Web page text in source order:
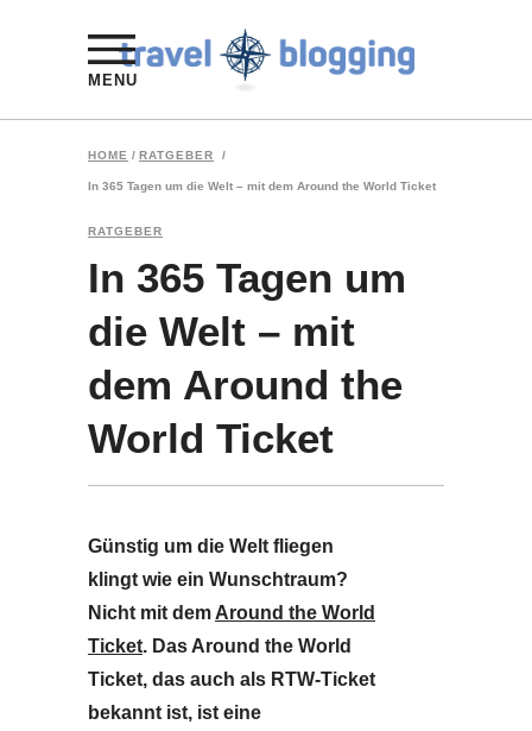
MENU
HOME / RATGEBER /
In 365 Tagen um die Welt – mit dem Around the World Ticket
RATGEBER
In 365 Tagen um
die Welt – mit
dem Around the
World Ticket
Günstig um die Welt fliegen
klingt wie ein Wunschtraum?
Nicht mit dem Around the World
Ticket. Das Around the World
Ticket, das auch als RTW-Ticket
bekannt ist, ist eine